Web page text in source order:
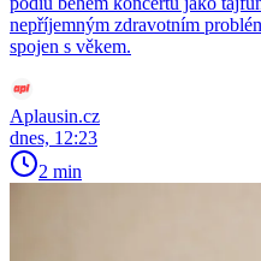
nepříjemným zdravotním
spojen s věkem.
Aplausin.cz
dnes, 12:23
2 min